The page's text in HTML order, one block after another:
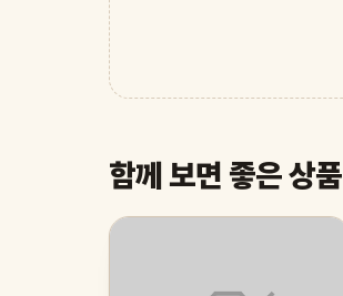
함께 보면 좋은 상품